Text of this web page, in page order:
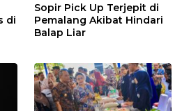
di
Sopir Pick Up Terjepit di
Pemalang Akibat Hindari
Balap Liar